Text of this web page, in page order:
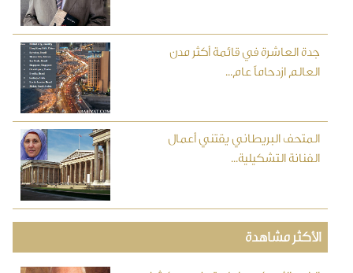
جدة العاشرة في قائمة أكثر مدن
العالم ازدحاماً عام...
المتحف البريطاني يقتني أعمال
الفنانة التشكيلية...
الأكثر مشاهدة